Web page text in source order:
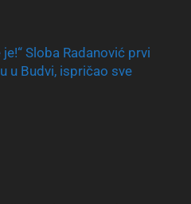
Sloba Radanović prvi
u Budvi, ispričao sve